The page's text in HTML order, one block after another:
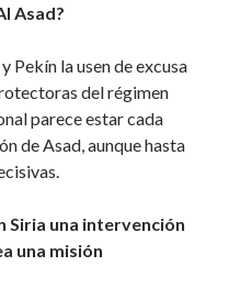
Asad?
Pekín la usen de excusa
del régimen
parece estar cada
de Asad, aunque hasta
Siria una intervención
una misión